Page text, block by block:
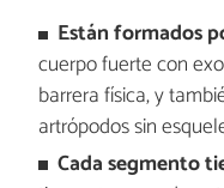
Están formados
cuerpo fuerte con
barrera física, y
artrópodos sin
Cada segmento